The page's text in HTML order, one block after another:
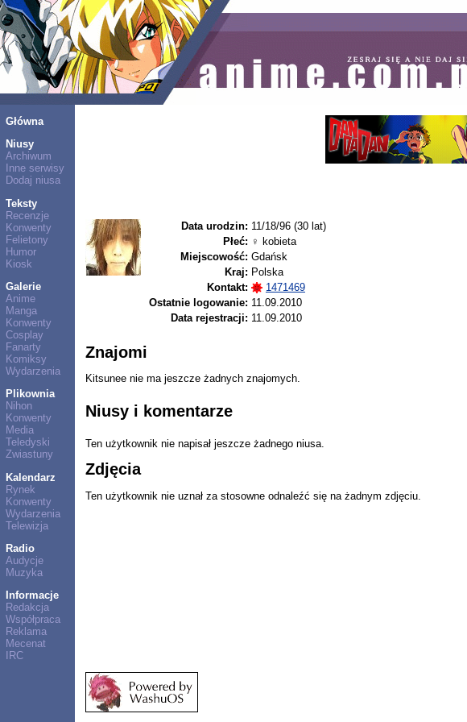
Główna
Niusy
Archiwum
Inne serwisy
Dodaj niusa
Teksty
Recenzje
Konwenty
Felietony
Humor
Kiosk
Galerie
Anime
Manga
Konwenty
Cosplay
Fanarty
Komiksy
Wydarzenia
Plikownia
Nihon
Konwenty
Media
Teledyski
Zwiastuny
Kalendarz
Rynek
Konwenty
Wydarzenia
Telewizja
Radio
Audycje
Muzyka
Informacje
Redakcja
Współpraca
Reklama
Mecenat
IRC
Data urodzin: 11/18/96 (30 lat)
Płeć: ♀ kobieta
Miejscowość: Gdańsk
Kraj: Polska
Kontakt:
1471469
Ostatnie logowanie: 11.09.2010
Data rejestracji: 11.09.2010
Znajomi
Kitsunee nie ma jeszcze żadnych znajomych.
Niusy i komentarze
Ten użytkownik nie napisał jeszcze żadnego niusa.
Zdjęcia
Ten użytkownik nie uznał za stosowne odnaleźć się na żadnym zdjęciu.